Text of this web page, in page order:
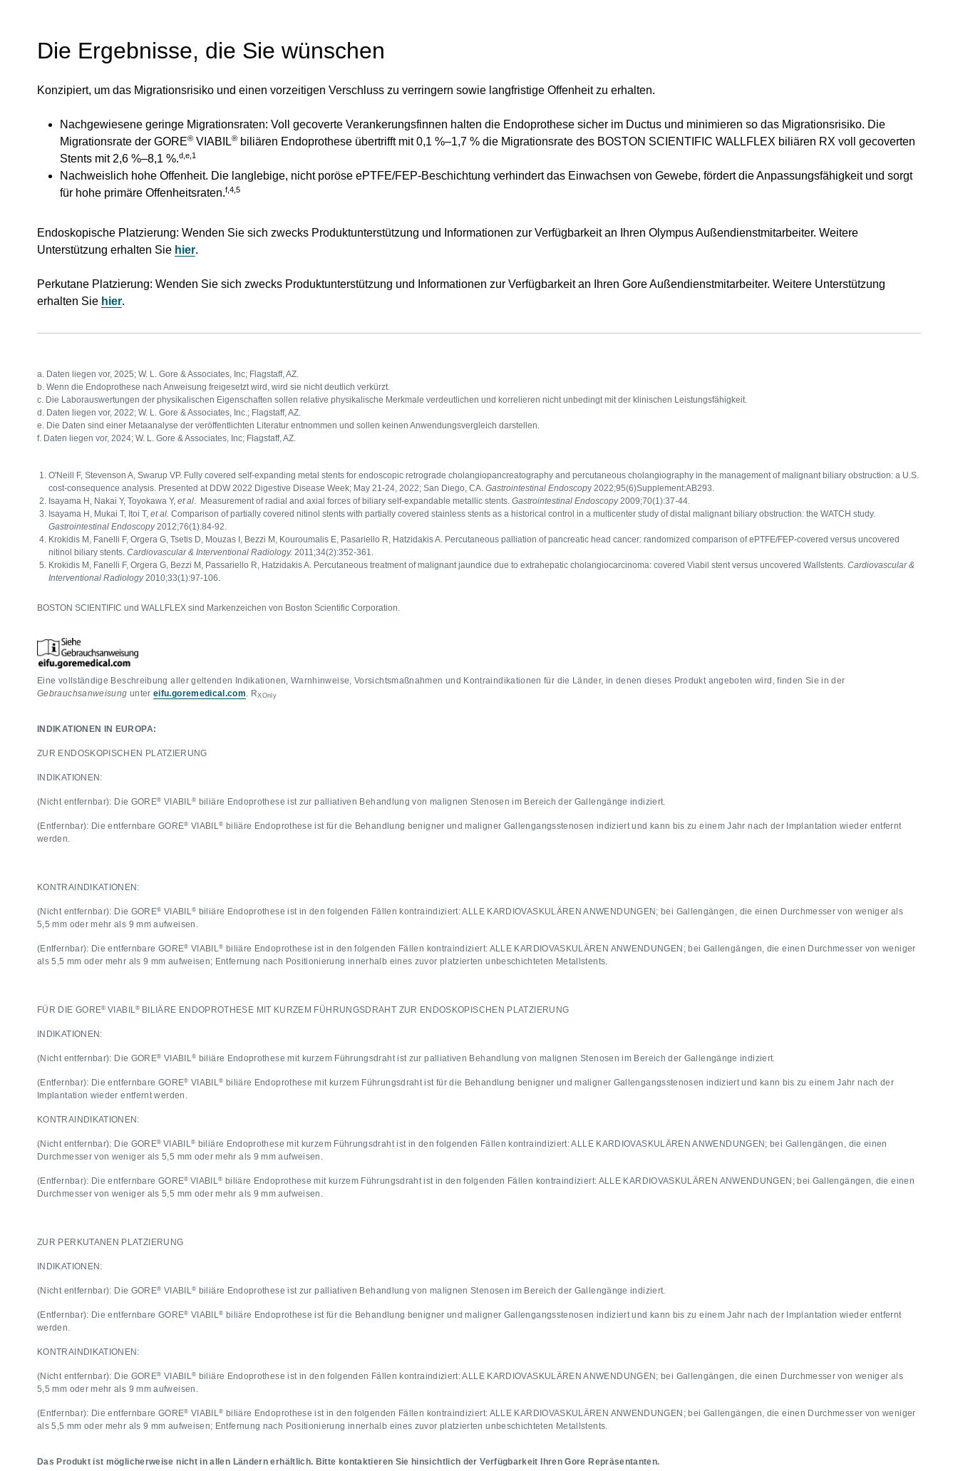
Die Ergebnisse, die Sie wünschen
Konzipiert, um das Migrationsrisiko und einen vorzeitigen Verschluss zu verringern sowie langfristige Offenheit zu erhalten.
Nachgewiesene geringe Migrationsraten: Voll gecoverte Verankerungsfinnen halten die Endoprothese sicher im Ductus und minimieren so das Migrationsrisiko. Die
Migrationsrate der GORE® VIABIL® biliären Endoprothese übertrifft mit 0,1 %–1,7 % die Migrationsrate des BOSTON SCIENTIFIC WALLFLEX biliären RX voll gecoverten
Stents mit 2,6 %–8,1 %.d,e,1
Nachweislich hohe Offenheit. Die langlebige, nicht poröse ePTFE/FEP-Beschichtung verhindert das Einwachsen von Gewebe, fördert die Anpassungsfähigkeit und sorgt
für hohe primäre Offenheitsraten.f,4,5
Endoskopische Platzierung: Wenden Sie sich zwecks Produktunterstützung und Informationen zur Verfügbarkeit an Ihren Olympus Außendienstmitarbeiter. Weitere
Unterstützung erhalten Sie hier.
Perkutane Platzierung: Wenden Sie sich zwecks Produktunterstützung und Informationen zur Verfügbarkeit an Ihren Gore Außendienstmitarbeiter. Weitere Unterstützung
erhalten Sie hier.
a. Daten liegen vor, 2025; W. L. Gore & Associates, Inc; Flagstaff, AZ.
b. Wenn die Endoprothese nach Anweisung freigesetzt wird, wird sie nicht deutlich verkürzt.
c. Die Laborauswertungen der physikalischen Eigenschaften sollen relative physikalische Merkmale verdeutlichen und korrelieren nicht unbedingt mit der klinischen Leistungsfähigkeit.
d. Daten liegen vor, 2022; W. L. Gore & Associates, Inc.; Flagstaff, AZ.
e. Die Daten sind einer Metaanalyse der veröffentlichten Literatur entnommen und sollen keinen Anwendungsvergleich darstellen.
f. Daten liegen vor, 2024; W. L. Gore & Associates, Inc; Flagstaff, AZ.
O'Neill F, Stevenson A, Swarup VP. Fully covered self-expanding metal stents for endoscopic retrograde cholangiopancreatography and percutaneous cholangiography in the management of malignant biliary obstruction: a U.S.
cost-consequence analysis. Presented at DDW 2022 Digestive Disease Week; May 21-24, 2022; San Diego, CA. Gastrointestinal Endoscopy 2022;95(6)Supplement:AB293.
Isayama H, Nakai Y, Toyokawa Y, et al. Measurement of radial and axial forces of biliary self-expandable metallic stents. Gastrointestinal Endoscopy2009;70(1):37-44.
Isayama H, Mukai T, Itoi T, et al. Comparison of partially covered nitinol stents with partially covered stainless stents as a historical control in a multicenter study of distal malignant biliary obstruction: the WATCH study.
Gastrointestinal Endoscopy2012;76(1):84-92.
Krokidis M, Fanelli F, Orgera G, Tsetis D, Mouzas I, Bezzi M, Kouroumalis E, Pasariello R, Hatzidakis A. Percutaneous palliation of pancreatic head cancer: randomized comparison of ePTFE/FEP-covered versus uncovered
nitinol biliary stents. Cardiovascular & Interventional Radiology. 2011;34(2):352-361.
Krokidis M, Fanelli F, Orgera G, Bezzi M, Passariello R, Hatzidakis A. Percutaneous treatment of malignant jaundice due to extrahepatic cholangiocarcinoma: covered Viabil stent versus uncovered Wallstents. Cardiovascular &
Interventional Radiology2010;33(1):97-106.
BOSTON SCIENTIFIC und WALLFLEX sind Markenzeichen von Boston Scientific Corporation.
Eine vollständige Beschreibung aller geltenden Indikationen, Warnhinweise, Vorsichtsmaßnahmen und Kontraindikationen für die Länder, in denen dieses Produkt angeboten wird, finden Sie in der
Gebrauchsanweisung untereifu.goremedical.com. RXOnly
INDIKATIONEN IN EUROPA:
ZUR ENDOSKOPISCHEN PLATZIERUNG
INDIKATIONEN:
(Nicht entfernbar): Die GORE® VIABIL® biliäre Endoprothese ist zur palliativen Behandlung von malignen Stenosen im Bereich der Gallengänge indiziert.
(Entfernbar): Die entfernbare GORE® VIABIL® biliäre Endoprothese ist für die Behandlung benigner und maligner Gallengangsstenosen indiziert und kann bis zu einem Jahr nach der Implantation wieder entfernt
werden.
KONTRAINDIKATIONEN:
(Nicht entfernbar): Die GORE® VIABIL® biliäre Endoprothese ist in den folgenden Fällen kontraindiziert: ALLE KARDIOVASKULÄREN ANWENDUNGEN; bei Gallengängen, die einen Durchmesser von weniger als
5,5 mm oder mehr als 9 mm aufweisen.
(Entfernbar): Die entfernbare GORE® VIABIL® biliäre Endoprothese ist in den folgenden Fällen kontraindiziert: ALLE KARDIOVASKULÄREN ANWENDUNGEN; bei Gallengängen, die einen Durchmesser von weniger
als 5,5 mm oder mehr als 9 mm aufweisen; Entfernung nach Positionierung innerhalb eines zuvor platzierten unbeschichteten Metallstents.
FÜR DIE GORE® VIABIL® BILIÄRE ENDOPROTHESE MIT KURZEM FÜHRUNGSDRAHT ZUR ENDOSKOPISCHEN PLATZIERUNG
INDIKATIONEN:
(Nicht entfernbar): Die GORE® VIABIL® biliäre Endoprothese mit kurzem Führungsdraht ist zur palliativen Behandlung von malignen Stenosen im Bereich der Gallengänge indiziert.
(Entfernbar): Die entfernbare GORE® VIABIL® biliäre Endoprothese mit kurzem Führungsdraht ist für die Behandlung benigner und maligner Gallengangsstenosen indiziert und kann bis zu einem Jahr nach der
Implantation wieder entfernt werden.
KONTRAINDIKATIONEN:
(Nicht entfernbar): Die GORE® VIABIL® biliäre Endoprothese mit kurzem Führungsdraht ist in den folgenden Fällen kontraindiziert: ALLE KARDIOVASKULÄREN ANWENDUNGEN; bei Gallengängen, die einen
Durchmesser von weniger als 5,5 mm oder mehr als 9 mm aufweisen.
(Entfernbar): Die entfernbare GORE® VIABIL® biliäre Endoprothese mit kurzem Führungsdraht ist in den folgenden Fällen kontraindiziert: ALLE KARDIOVASKULÄREN ANWENDUNGEN; bei Gallengängen, die einen
Durchmesser von weniger als 5,5 mm oder mehr als 9 mm aufweisen.
ZUR PERKUTANEN PLATZIERUNG
INDIKATIONEN:
(Nicht entfernbar): Die GORE® VIABIL® biliäre Endoprothese ist zur palliativen Behandlung von malignen Stenosen im Bereich der Gallengänge indiziert.
(Entfernbar): Die entfernbare GORE® VIABIL® biliäre Endoprothese ist für die Behandlung benigner und maligner Gallengangsstenosen indiziert und kann bis zu einem Jahr nach der Implantation wieder entfernt
werden.
KONTRAINDIKATIONEN:
(Nicht entfernbar): Die GORE® VIABIL® biliäre Endoprothese ist in den folgenden Fällen kontraindiziert: ALLE KARDIOVASKULÄREN ANWENDUNGEN; bei Gallengängen, die einen Durchmesser von weniger als
5,5 mm oder mehr als 9 mm aufweisen.
(Entfernbar): Die entfernbare GORE® VIABIL® biliäre Endoprothese ist in den folgenden Fällen kontraindiziert: ALLE KARDIOVASKULÄREN ANWENDUNGEN; bei Gallengängen, die einen Durchmesser von weniger
als 5,5 mm oder mehr als 9 mm aufweisen; Entfernung nach Positionierung innerhalb eines zuvor platzierten unbeschichteten Metallstents.
Das Produkt ist möglicherweise nicht in allen Ländern erhältlich. Bitte kontaktieren Sie hinsichtlich der Verfügbarkeit Ihren Gore Repräsentanten.